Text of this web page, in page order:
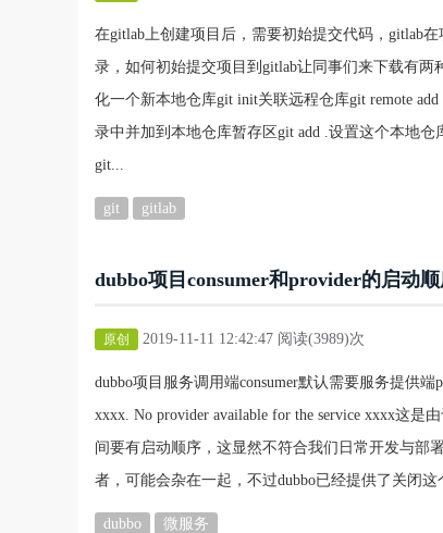
在gitlab上创建项目后，需要初始提交代码，gitlab
录，如何初始提交项目到gitlab让同事们来下载有
化一个新本地仓库git init关联远程仓库git remote
录中并加到本地仓库暂存区git add .设置这个本地
git...
git gitlab
dubbo项目consumer和provider的启动
原创 2019-11-11 12:42:47 阅读(3989)次
dubbo项目服务调用端consumer默认需要服务提供端
xxxx. No provider available for the service xxxx这是
间要有启动顺序，这显然不符合我们日常开发与部
者，可能会杂在一起，不过dubbo已经提供了关闭
dubbo 微服务